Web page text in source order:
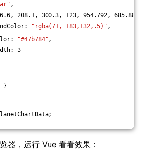
,
300.3, 123, 954.792, 685.886,
"rgba(71, 183,132,.5)" ,
"#47b784" ,
3
}
器，运行 Vue 看看效果：